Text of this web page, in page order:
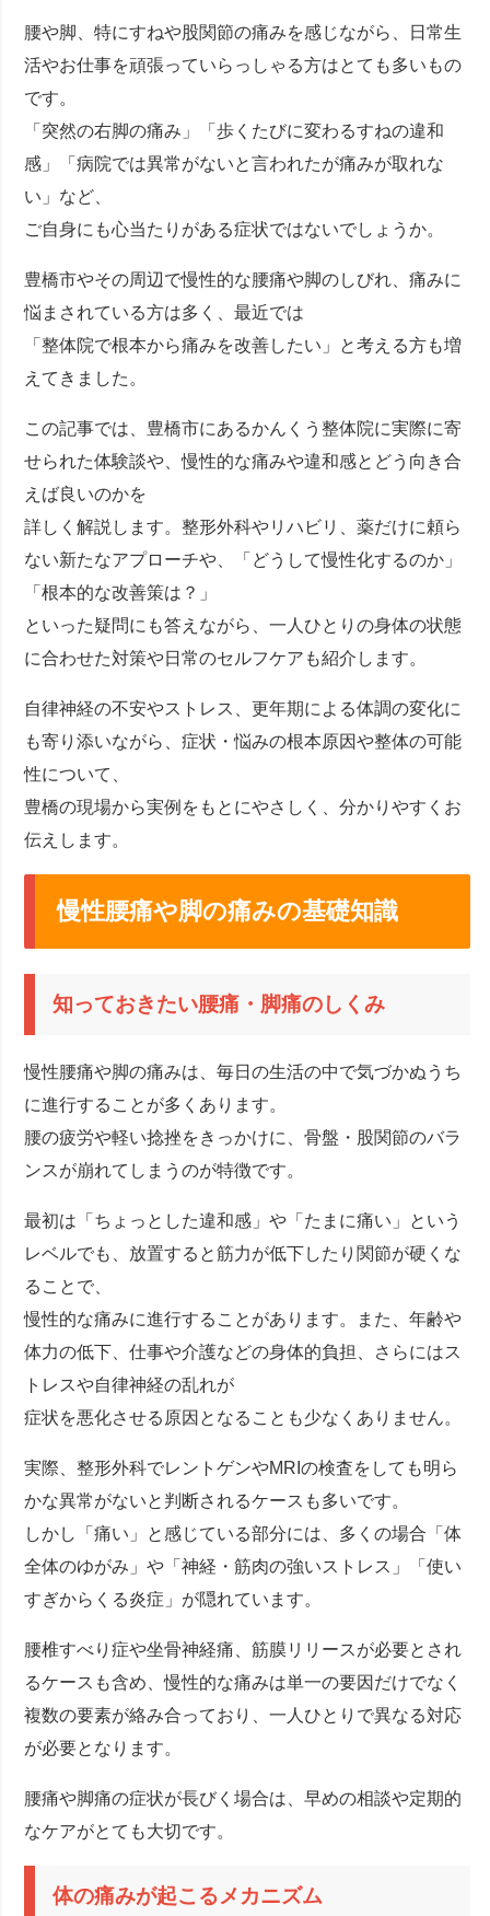
腰や脚、特にすねや股関節の痛みを感じながら、日常生
活やお仕事を頑張っていらっしゃる方はとても多いもの
です。
「突然の右脚の痛み」「歩くたびに変わるすねの違和
感」「病院では異常がないと言われたが痛みが取れな
い」など、
ご自身にも心当たりがある症状ではないでしょうか。
豊橋市やその周辺で慢性的な腰痛や脚のしびれ、痛みに
悩まされている方は多く、最近では
「整体院で根本から痛みを改善したい」と考える方も増
えてきました。
この記事では、豊橋市にあるかんくう整体院に実際に寄
せられた体験談や、慢性的な痛みや違和感とどう向き合
えば良いのかを
詳しく解説します。整形外科やリハビリ、薬だけに頼ら
ない新たなアプローチや、「どうして慢性化するのか」
「根本的な改善策は？」
といった疑問にも答えながら、一人ひとりの身体の状態
に合わせた対策や日常のセルフケアも紹介します。
自律神経の不安やストレス、更年期による体調の変化に
も寄り添いながら、症状・悩みの根本原因や整体の可能
性について、
豊橋の現場から実例をもとにやさしく、分かりやすくお
伝えします。
慢性腰痛や脚の痛みの基礎知識
知っておきたい腰痛・脚痛のしくみ
慢性腰痛や脚の痛みは、毎日の生活の中で気づかぬうち
に進行することが多くあります。
腰の疲労や軽い捻挫をきっかけに、骨盤・股関節のバラ
ンスが崩れてしまうのが特徴です。
最初は「ちょっとした違和感」や「たまに痛い」という
レベルでも、放置すると筋力が低下したり関節が硬くな
ることで、
慢性的な痛みに進行することがあります。また、年齢や
体力の低下、仕事や介護などの身体的負担、さらにはス
トレスや自律神経の乱れが
症状を悪化させる原因となることも少なくありません。
実際、整形外科でレントゲンやMRIの検査をしても明ら
かな異常がないと判断されるケースも多いです。
しかし「痛い」と感じている部分には、多くの場合「体
全体のゆがみ」や「神経・筋肉の強いストレス」「使い
すぎからくる炎症」が隠れています。
腰椎すべり症や坐骨神経痛、筋膜リリースが必要とされ
るケースも含め、慢性的な痛みは単一の要因だけでなく
複数の要素が絡み合っており、一人ひとりで異なる対応
が必要となります。
腰痛や脚痛の症状が長びく場合は、早めの相談や定期的
なケアがとても大切です。
体の痛みが起こるメカニズム